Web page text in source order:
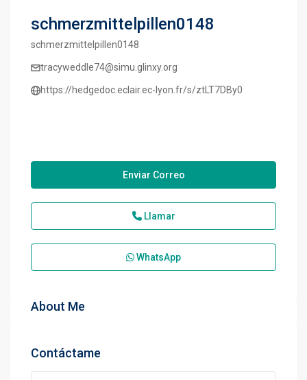
schmerzmittelpillen0148
schmerzmittelpillen0148
tracyweddle74@simu.glinxy.org
https://hedgedoc.eclair.ec-lyon.fr/s/ztLT7DBy0
Enviar Correo
Llamar
WhatsApp
About Me
Contáctame